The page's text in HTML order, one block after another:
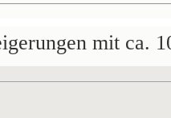
mit ca.